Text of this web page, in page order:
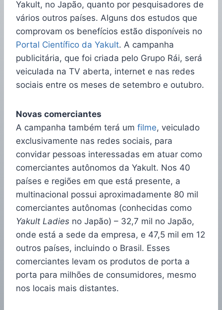
Yakult, no Japão, quanto por pesquisadores de
vários outros países. Alguns dos estudos que
comprovam os benefícios estão disponíveis no
Portal Científico da Yakult. A campanha
publicitária, que foi criada pelo Grupo Rái, será
veiculada na TV aberta, internet e nas redes
sociais entre os meses de setembro e outubro.
Novas comerciantes
A campanha também terá um filme, veiculado
exclusivamente nas redes sociais, para
convidar pessoas interessadas em atuar como
comerciantes autônomos da Yakult. Nos 40
países e regiões em que está presente, a
multinacional possui aproximadamente 80 mil
comerciantes autônomas (conhecidas como
Yakult Ladies no Japão) – 32,7 mil no Japão,
onde está a sede da empresa, e 47,5 mil em 12
outros países, incluindo o Brasil. Esses
comerciantes levam os produtos de porta a
porta para milhões de consumidores, mesmo
nos locais mais distantes.